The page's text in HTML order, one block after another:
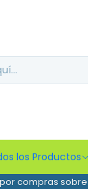
los Productos
por compras